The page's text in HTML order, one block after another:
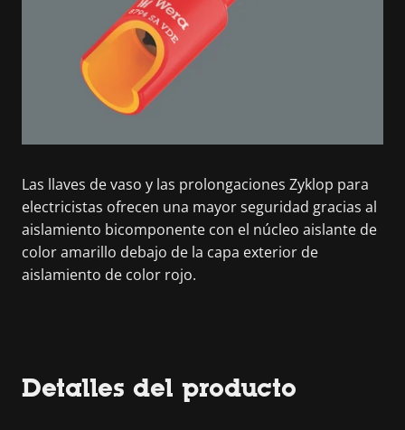
Las llaves de vaso y las prolongaciones Zyklop para
electricistas ofrecen una mayor seguridad gracias al
aislamiento bicomponente con el núcleo aislante de
color amarillo debajo de la capa exterior de
aislamiento de color rojo.
Detalles del producto